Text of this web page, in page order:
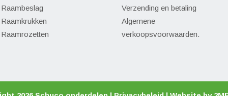
Raambeslag
Raamkrukken
Raamrozetten
Verzending en betaling
Algemene
verkoopsvoorwaarden.